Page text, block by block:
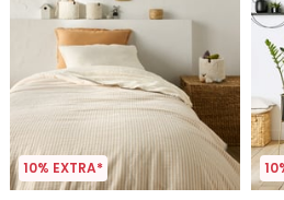
10% EXTRA*